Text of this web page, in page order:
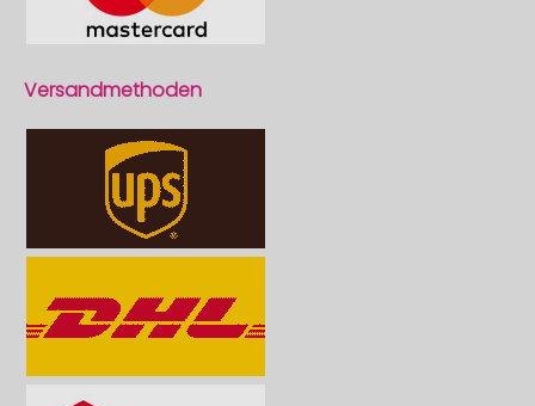
Versandmethoden